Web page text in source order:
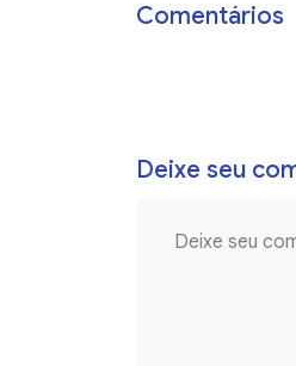
Comentários
Deixe seu